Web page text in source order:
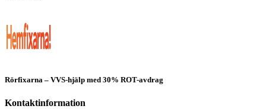
Rörfixarna – VVS-hjälp med 30% ROT-avdrag
Kontaktinformation